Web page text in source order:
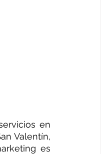
en
Valentín,
es